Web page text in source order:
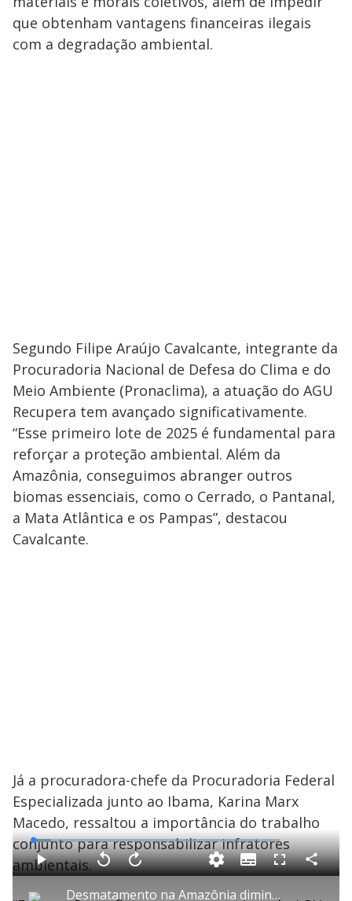
que obtenham vantagens financeiras ilegais
com a degradação ambiental.
Segundo Filipe Araújo Cavalcante, integrante da
Procuradoria Nacional de Defesa do Clima e do
Meio Ambiente (Pronaclima), a atuação do AGU
Recupera tem avançado significativamente.
“Esse primeiro lote de 2025 é fundamental para
reforçar a proteção ambiental. Além da
Amazônia, conseguimos abranger outros
biomas essenciais, como o Cerrado, o Pantanal,
a Mata Atlântica e os Pampas”, destacou
Cavalcante.
Já a procuradora-chefe da Procuradoria Federal
Especializada junto ao Ibama, Karina Marx
Macedo, ressaltou a importância do trabalho
conjunto para responsabilizar infratores
ambientais.
Desmatamento na Amazônia diminui em um ano, mas devastação no Cerrado aumenta
P V
t
A
n
L
o
a
d
e
S
u
b
i
F C
o